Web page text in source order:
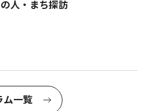
人・まち探訪
ム一覧